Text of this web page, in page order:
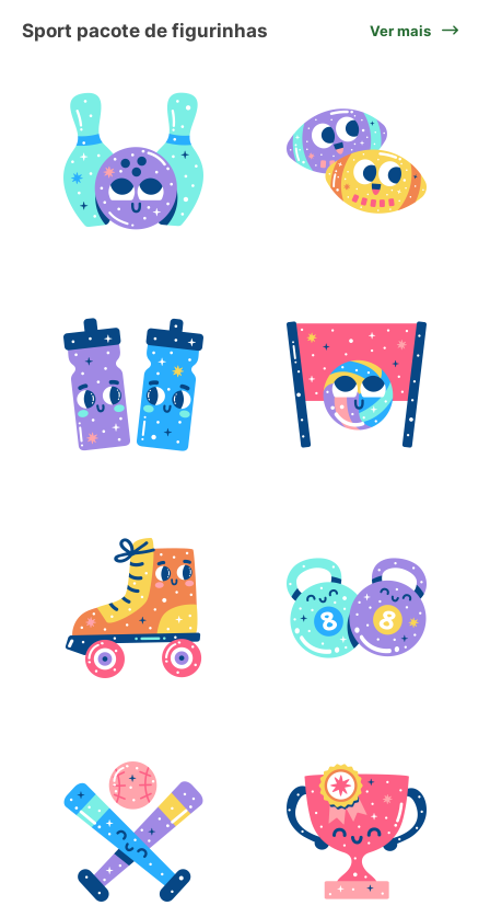
Sport pacote de figurinhas Ver mais